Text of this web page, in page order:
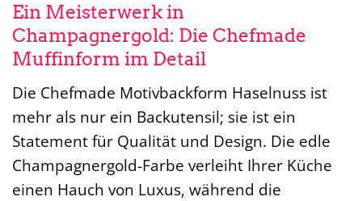
Ein Meisterwerk in
Champagnergold: Die Chefmade
Muffinform im Detail
Die Chefmade Motivbackform Haselnuss ist
mehr als nur ein Backutensil; sie ist ein
Statement für Qualität und Design. Die edle
Champagnergold-Farbe verleiht Ihrer Küche
einen Hauch von Luxus, während die